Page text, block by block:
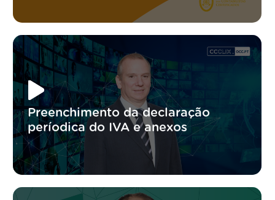
Preenchimento da declaração
períodica do IVA e anexos